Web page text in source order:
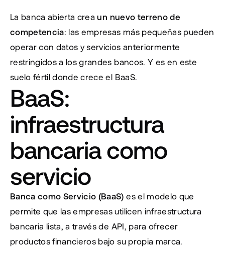
La banca abierta crea un nuevo terreno de
competencia: las empresas más pequeñas pueden
operar con datos y servicios anteriormente
restringidos a los grandes bancos. Y es en este
suelo fértil donde crece el BaaS.
BaaS:
infraestructura
bancaria como
servicio
Banca como Servicio (BaaS) es el modelo que
permite que las empresas utilicen infraestructura
bancaria lista, a través de API, para ofrecer
productos financieros bajo su propia marca.